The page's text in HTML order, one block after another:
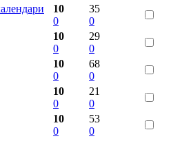
10
0
35
0
10
0
29
0
10
0
68
0
10
0
21
0
10
0
53
0